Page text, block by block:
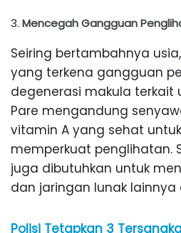
Mencegah Gangguan
Seiring bertambahnya
yang terkena gangguan
degenerasi makula terkait
Pare mengandung
vitamin A yang sehat
memperkuat penglihatan.
juga dibutuhkan untuk
dan jaringan lunak
Polisi Tetapkan 3